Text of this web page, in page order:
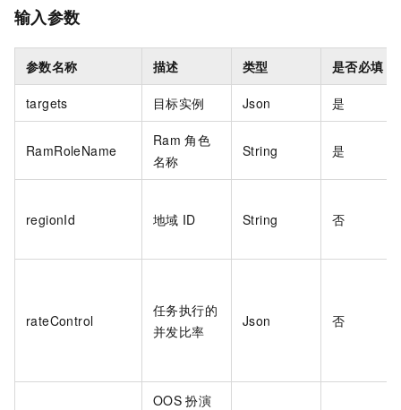
输入参数
参数名称 描述 类型 是否必填
targets 目标实例 Json 是
RamRoleName
Ram 角色
名称
String 是
regionId 地域 ID String 否
rateControl
任务执行的
并发比率
Json 否
OOS 扮演